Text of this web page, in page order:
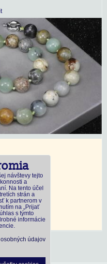
návštevy tejto
a
Na tento účel
strán a
k partnerom v
na „Prijať
s týmto
informácie
údajov